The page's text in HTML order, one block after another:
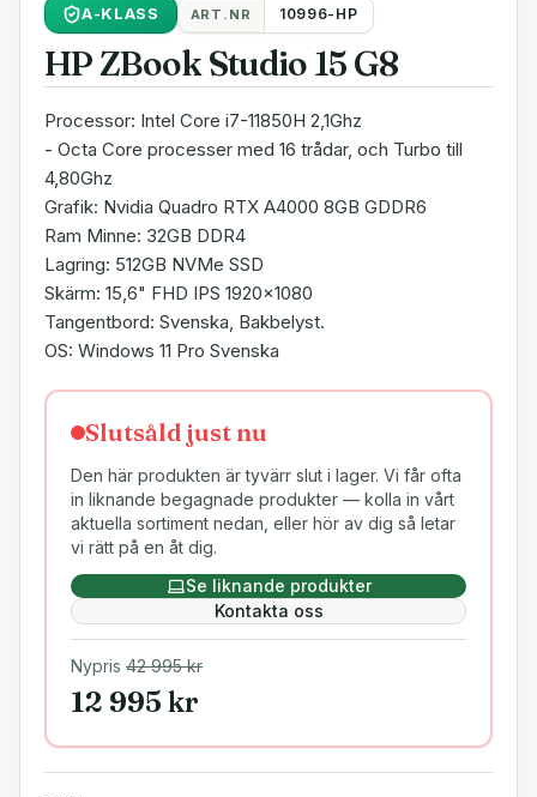
A-KLASS ART.NR 10996-HP
HP ZBook Studio 15 G8
Processor: Intel Core i7-11850H 2,1Ghz
- Octa Core processer med 16 trådar, och Turbo till
4,80Ghz
Grafik: Nvidia Quadro RTX A4000 8GB GDDR6
Ram Minne: 32GB DDR4
Lagring: 512GB NVMe SSD
Skärm: 15,6" FHD IPS 1920x1080
Tangentbord: Svenska, Bakbelyst.
OS: Windows 11 Pro Svenska
Slutsåld just nu
Den här produkten är tyvärr slut i lager. Vi får ofta
in liknande begagnade produkter — kolla in vårt
aktuella sortiment nedan, eller hör av dig så letar
vi rätt på en åt dig.
Se liknande produkter
Kontakta oss
Nypris 42 995kr
12 995 kr